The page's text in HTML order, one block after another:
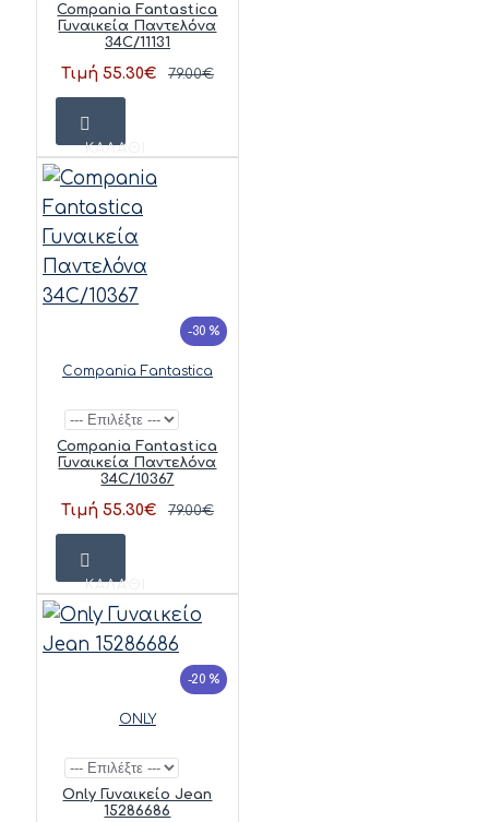
Compania Fantastica
Γυναικεία Παντελόνα
34C/11131
Τιμή 55.30€ 79.00€
ΚΑΛΆΘΙ
-30 %
Compania Fantastica
Compania Fantastica
Γυναικεία Παντελόνα
34C/10367
Τιμή 55.30€ 79.00€
ΚΑΛΆΘΙ
-20 %
ONLY
Only Γυναικείο Jean
15286686